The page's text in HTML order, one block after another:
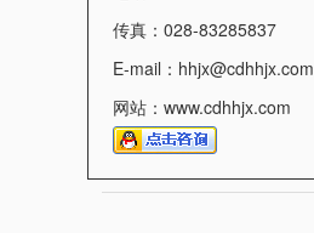
传真：028-83285837
E-mail：hhjx@cdhhjx.com
网站：www.cdhhjx.com